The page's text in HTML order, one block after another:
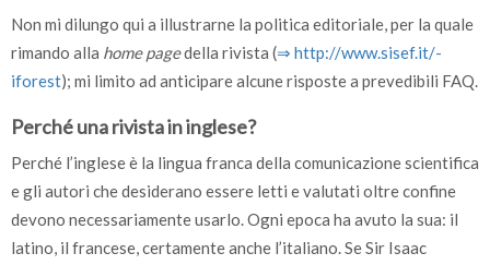
Non mi dilungo qui a illustrarne la politica editoriale, per la quale
rimando alla home pagedella rivista (⇒ http:/­/­www.sisef.it/­
iforest); mi limito ad anticipare alcune risposte a prevedibili FAQ.
Perché una rivista in inglese?
Perché l’inglese è la lingua franca della comunicazione scientifica
e gli autori che desiderano essere letti e valutati oltre confine
devono necessariamente usarlo. Ogni epoca ha avuto la sua: il
latino, il francese, certamente anche l’italiano. Se Sir Isaac